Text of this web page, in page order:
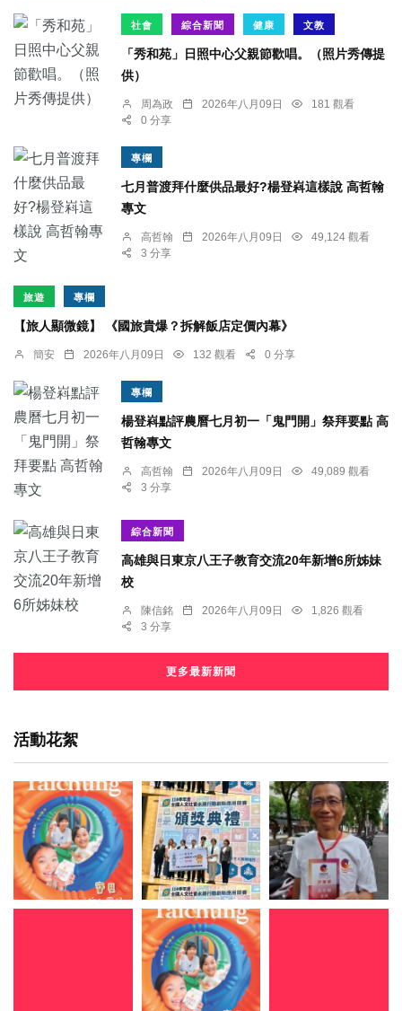
社會 綜合新聞 健康 文教
「秀和苑」日照中心父親節歡唱。（照片秀傳提
供）
周為政 2026年八月09日
181 觀看
0 分享
專欄
七月普渡拜什麼供品最好?楊登嵙這樣說 高哲翰
專文
高哲翰 2026年八月09日
49,124 觀看
3 分享
旅遊 專欄
【旅人顯微鏡】 《國旅貴爆？拆解飯店定價內幕》
簡安 2026年八月09日 132 觀看 0 分享
專欄
楊登嵙點評農曆七月初一「鬼門開」祭拜要點 高
哲翰專文
高哲翰 2026年八月09日
49,089 觀看
3 分享
綜合新聞
高雄與日東京八王子教育交流20年新增6所姊妹
校
陳信銘 2026年八月09日
1,826 觀看
3 分享
更多最新新聞
活動花絮